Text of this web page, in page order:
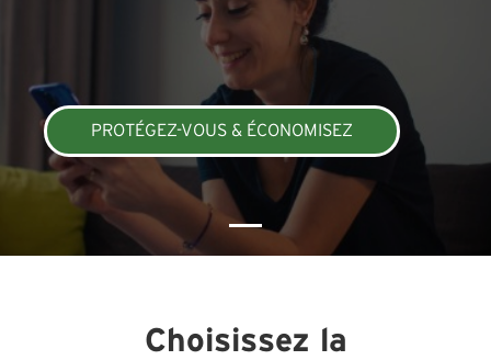
PROTÉGEZ-VOUS & ÉCONOMISEZ
Choisissez la